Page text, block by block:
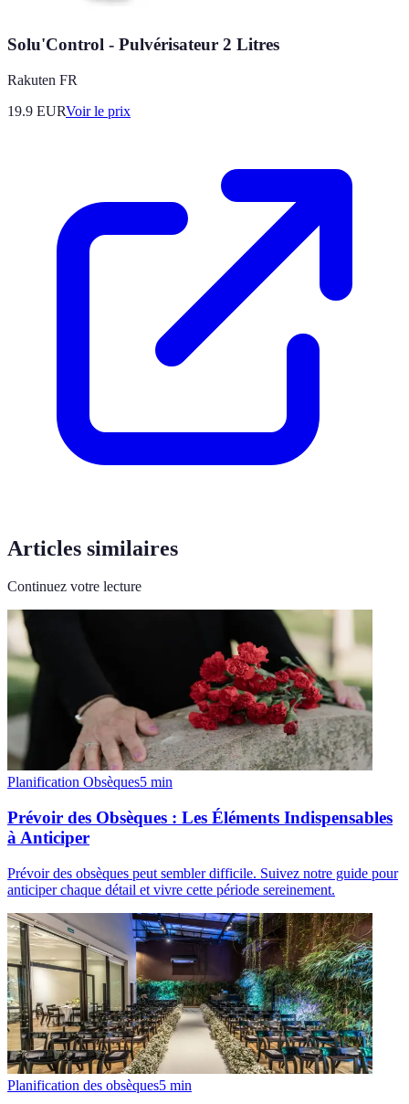
Solu'Control - Pulvérisateur 2 Litres
Rakuten FR
19.9 EURVoir le prix
Articles similaires
Continuez votre lecture
Planification Obsèques5 min
Prévoir des Obsèques : Les Éléments Indispensables
à Anticiper
Prévoir des obsèques peut sembler difficile. Suivez notre guide pour
anticiper chaque détail et vivre cette période sereinement.
Planification des obsèques5 min